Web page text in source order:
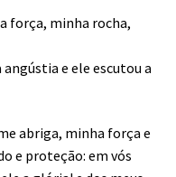
força, minha rocha,
angústia e ele escutou a
abriga, minha força e
e proteção: em vós